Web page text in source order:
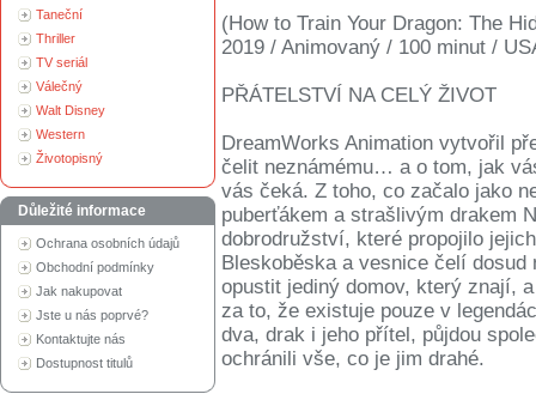
Taneční
Thriller
TV seriál
Válečný
Walt Disney
Western
Životopisný
Důležité informace
Ochrana osobních údajů
Obchodní podmínky
Jak nakupovat
Jste u nás poprvé?
Kontaktujte nás
Dostupnost titulů
(How to Train Your Dragon: The
2019 / Animovaný / 100 minut /
PŘÁTELSTVÍ NA CELÝ ŽIVOT
DreamWorks Animation vytvořil
čelit neznámému… a o tom, jak
vás čeká. Z toho, co začalo jako
puberťákem a strašlivým drakem
dobrodružství, které propojilo
Bleskoběska a vesnice čelí
opustit jediný domov, který znají,
za to, že existuje pouze v
dva, drak i jeho přítel, půjdou
ochránili vše, co je jim drahé.